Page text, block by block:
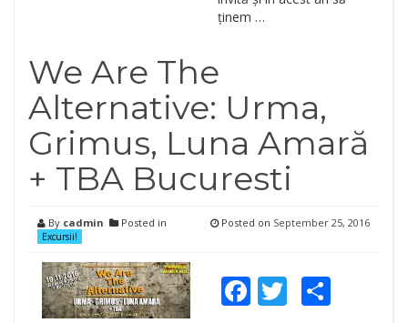
ținem …
We Are The
Alternative: Urma,
Grimus, Luna Amară
+ TBA Bucuresti
By cadmin Posted in
Excursii!
Posted on September 25, 2016
Facebook
TwitterShare